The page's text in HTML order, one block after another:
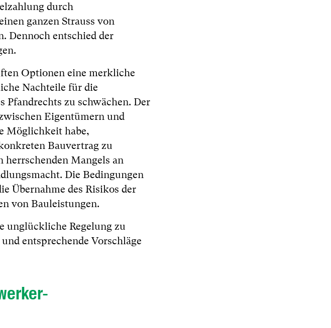
durch
ganzen Strauss von
Dennoch entschied der
Optionen eine merkliche
Nachteile für die
Pfandrechts zu schwächen. Der
Eigentümern und
Möglichkeit habe,
Bauvertrag zu
herrschenden Mangels an
Die Bedingungen
Übernahme des Risikos der
von Bauleistungen.
unglückliche Regelung zu
entsprechende Vorschläge